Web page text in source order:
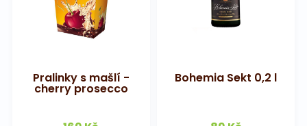
Pralinky s mašlí -
cherry prosecco
Bohemia Sekt 0,2 l